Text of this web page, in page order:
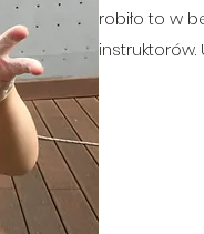
robiło to w